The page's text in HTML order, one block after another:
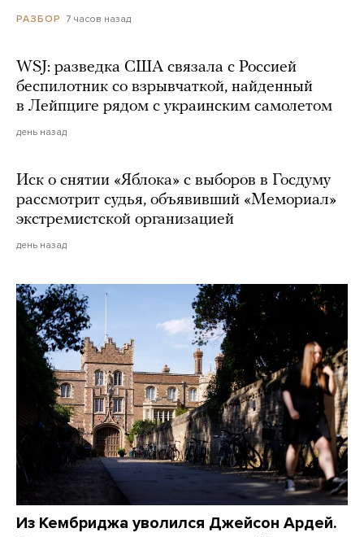
РАЗБОР 7 часов назад
WSJ: разведка США связала с Россией
беспилотник со взрывчаткой, найденный
в Лейпциге рядом с украинским самолетом
день назад
Иск о снятии «Яблока» с выборов в Госдуму
рассмотрит судья, объявивший «Мемориал»
экстремистской организацией
день назад
Из Кембриджа уволился Джейсон Ардей.